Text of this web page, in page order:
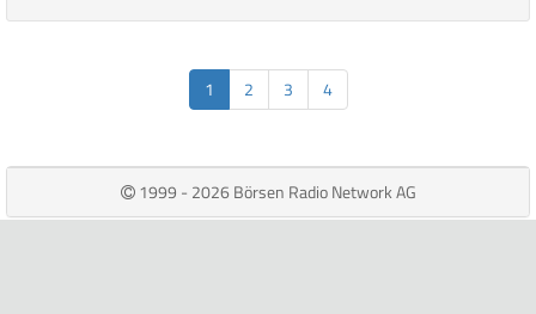
1 2 3 4
1999 - 2026 Börsen Radio Network AG